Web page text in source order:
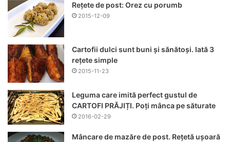
Rețete de post: Orez cu porumb
2015-12-09
Cartofii dulci sunt buni și sănătoși. Iată 3
rețete simple
2015-11-23
Leguma care imită perfect gustul de
CARTOFI PRĂJIȚI. Poți mânca pe săturate
2016-02-29
Mâncare de mazăre de post. Rețetă ușoară